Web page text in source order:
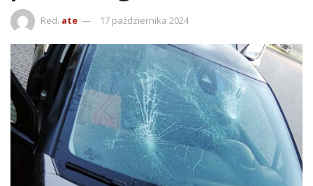
Red. ate 17 października 2024